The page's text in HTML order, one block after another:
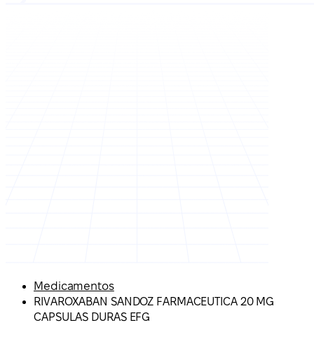
Medicamentos
RIVAROXABAN SANDOZ FARMACEUTICA 20 MG
CAPSULAS DURAS EFG